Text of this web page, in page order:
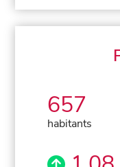
657
habitants